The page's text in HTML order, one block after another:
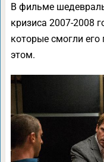
В фильме
кризиса 2007-2008
которые смогли его
этом.